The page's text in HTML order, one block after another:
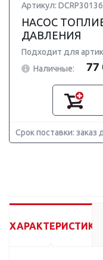
Артикул:
НАСОС
ДАВЛЕНИЯ
Подходит для
Наличные:
77
Срок поставки: заказ
ХАРАКТЕРИСТИКИ